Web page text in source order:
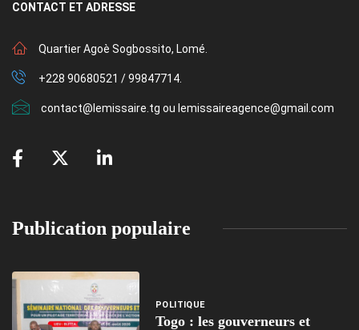
CONTACT ET ADRESSE
Quartier Agoè Sogbossito, Lomé.
+228 90680521 / 99847714.
contact@lemissaire.tg ou lemissaireagence@gmail.com
Publication populaire
POLITIQUE
Togo : les gouverneurs et